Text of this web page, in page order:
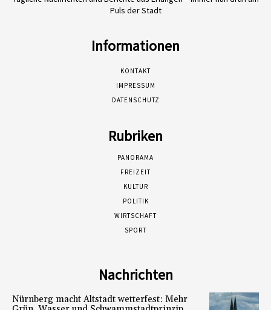
Puls der Stadt
Informationen
KONTAKT
IMPRESSUM
DATENSCHUTZ
Rubriken
PANORAMA
FREIZEIT
KULTUR
POLITIK
WIRTSCHAFT
SPORT
Nachrichten
Nürnberg macht Altstadt wetterfest: Mehr